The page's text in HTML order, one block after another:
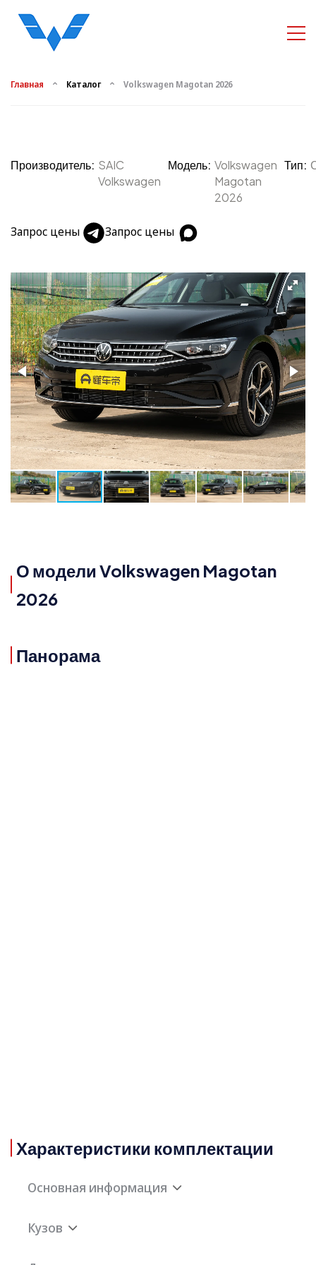
Главная Каталог Volkswagen Magotan 2026
Производитель: SAIC
Volkswagen
Модель: Volkswagen
Magotan
2026
Тип:
Запрос цены Запрос цены
О модели Volkswagen Magotan
2026
Панорама
Характеристики комплектации
Основная информация
Дата выпуска
Кузов